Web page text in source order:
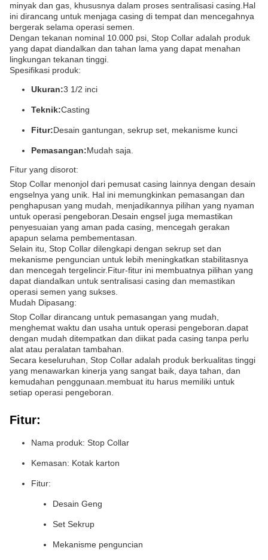
minyak dan gas, khususnya dalam proses sentralisasi casing.Hal
ini dirancang untuk menjaga casing di tempat dan mencegahnya
bergerak selama operasi semen.
Dengan tekanan nominal 10.000 psi, Stop Collar adalah produk
yang dapat diandalkan dan tahan lama yang dapat menahan
lingkungan tekanan tinggi.
Spesifikasi produk:
Ukuran:3 1/2 inci
Teknik:Casting
Fitur:Desain gantungan, sekrup set, mekanisme kunci
Pemasangan:Mudah saja.
Fitur yang disorot:
Stop Collar menonjol dari pemusat casing lainnya dengan desain
engselnya yang unik. Hal ini memungkinkan pemasangan dan
penghapusan yang mudah, menjadikannya pilihan yang nyaman
untuk operasi pengeboran.Desain engsel juga memastikan
penyesuaian yang aman pada casing, mencegah gerakan
apapun selama pembementasan.
Selain itu, Stop Collar dilengkapi dengan sekrup set dan
mekanisme penguncian untuk lebih meningkatkan stabilitasnya
dan mencegah tergelincir.Fitur-fitur ini membuatnya pilihan yang
dapat diandalkan untuk sentralisasi casing dan memastikan
operasi semen yang sukses.
Mudah Dipasang:
Stop Collar dirancang untuk pemasangan yang mudah,
menghemat waktu dan usaha untuk operasi pengeboran.dapat
dengan mudah ditempatkan dan diikat pada casing tanpa perlu
alat atau peralatan tambahan.
Secara keseluruhan, Stop Collar adalah produk berkualitas tinggi
yang menawarkan kinerja yang sangat baik, daya tahan, dan
kemudahan penggunaan.membuat itu harus memiliki untuk
setiap operasi pengeboran.
Fitur:
Nama produk: Stop Collar
Kemasan: Kotak karton
Fitur:
Desain Geng
Set Sekrup
Mekanisme penguncian